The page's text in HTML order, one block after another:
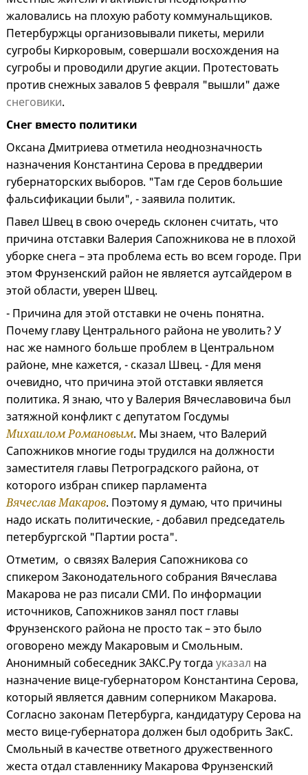
жаловались на плохую работу коммунальщиков.
Петербуржцы организовывали пикеты, мерили
сугробы Киркоровым, совершали восхождения на
сугробы и проводили другие акции. Протестовать
против снежных завалов 5 февраля "вышли" даже
снеговики.
Снег вместо политики
Оксана Дмитриева отметила неоднозначность
назначения Константина Серова в преддверии
губернаторских выборов. "Там где Серов большие
фальсификации были", - заявила политик.
Павел Швец в свою очередь склонен считать, что
причина отставки Валерия Сапожникова не в плохой
уборке снега – эта проблема есть во всем городе. При
этом Фрунзенский район не является аутсайдером в
этой области, уверен Швец.
- Причина для этой отставки не очень понятна.
Почему главу Центрального района не уволить? У
нас же намного больше проблем в Центральном
районе, мне кажется, - сказал Швец. - Для меня
очевидно, что причина этой отставки является
политика. Я знаю, что у Валерия Вячеславовича был
затяжной конфликт с депутатом Госдумы
Михаилом Романовым. Мы знаем, что Валерий
Сапожников многие годы трудился на должности
заместителя главы Петроградского района, от
которого избран спикер парламента
Вячеслав Макаров. Поэтому я думаю, что причины
надо искать политические, - добавил председатель
петербургской "Партии роста".
Отметим, о связях Валерия Сапожникова со
спикером Законодательного собрания Вячеслава
Макарова не раз писали СМИ. По информации
источников, Сапожников занял пост главы
Фрунзенского района не просто так – это было
оговорено между Макаровым и Смольным.
Анонимный собеседник ЗАКС.Ру тогда указал на
назначение вице-губернатором Константина Серова,
который является давним соперником Макарова.
Согласно законам Петербурга, кандидатуру Серова на
место вице-губернатора должен был одобрить ЗакС.
Смольный в качестве ответного дружественного
жеста отдал ставленнику Макарова Фрунзенский